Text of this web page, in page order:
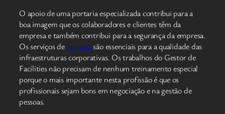
O apoio de uma portaria especializada contribui para a
boa imagem que os colaboradores e clientes têm da
empresa e também contribui para a segurança da empresa.
Os serviços delimpezasão essenciais para a qualidade das
infraestruturas corporativas. Os trabalhos do Gestor de
Facilities não precisam de nenhum treinamento especial
porque o mais importante nesta profissão é que os
profissionais sejam bons em negociação e na gestão de
pessoas.